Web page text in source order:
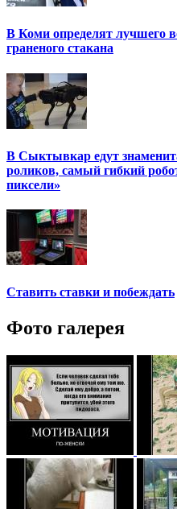
В Коми определят лучшего
граненого стакана
В Сыктывкар едут
роликов, самый гибкий
пиксели»
Ставить ставки и побеждать
Фото галерея